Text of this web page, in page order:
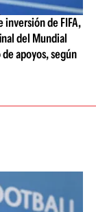
inversión de FIFA,
del Mundial
apoyos, según